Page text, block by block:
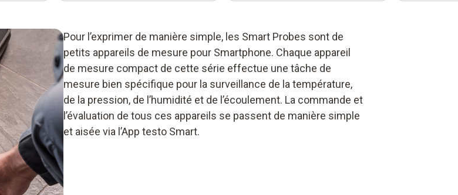
Pour l’exprimer de manière simple, les Smart Probes sont de
petits appareils de mesure pour Smartphone. Chaque appareil
de mesure compact de cette série effectue une tâche de
mesure bien spécifique pour la surveillance de la température,
de la pression, de l’humidité et de l’écoulement. La commande et
l’évaluation de tous ces appareils se passent de manière simple
et aisée via l’App testo Smart.